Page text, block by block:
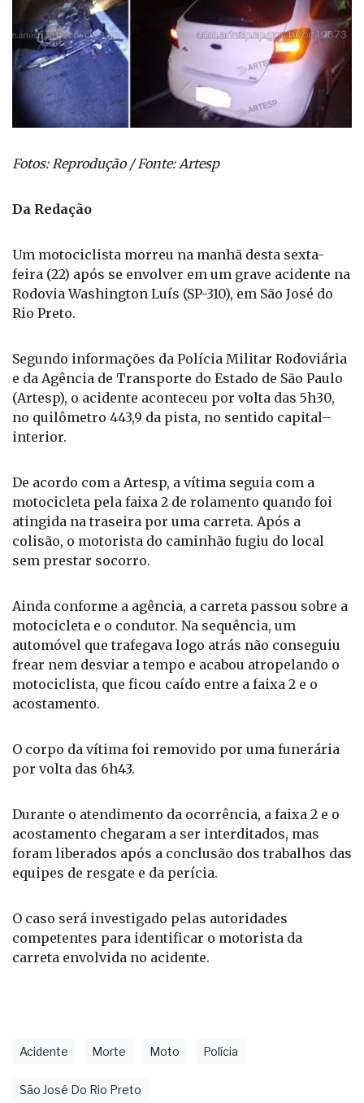
Fotos: Reprodução / Fonte: Artesp
Da Redação
Um motociclista morreu na manhã desta sexta-
feira (22) após se envolver em um grave acidente na
Rodovia Washington Luís (SP-310), em São José do
Rio Preto.
Segundo informações da Polícia Militar Rodoviária
e da Agência de Transporte do Estado de São Paulo
(Artesp), o acidente aconteceu por volta das 5h30,
no quilômetro 443,9 da pista, no sentido capital–
interior.
De acordo com a Artesp, a vítima seguia com a
motocicleta pela faixa 2 de rolamento quando foi
atingida na traseira por uma carreta. Após a
colisão, o motorista do caminhão fugiu do local
sem prestar socorro.
Ainda conforme a agência, a carreta passou sobre a
motocicleta e o condutor. Na sequência, um
automóvel que trafegava logo atrás não conseguiu
frear nem desviar a tempo e acabou atropelando o
motociclista, que ficou caído entre a faixa 2 e o
acostamento.
O corpo da vítima foi removido por uma funerária
por volta das 6h43.
Durante o atendimento da ocorrência, a faixa 2 e o
acostamento chegaram a ser interditados, mas
foram liberados após a conclusão dos trabalhos das
equipes de resgate e da perícia.
O caso será investigado pelas autoridades
competentes para identificar o motorista da
carreta envolvida no acidente.
Acidente Morte Moto Polícia
São José Do Rio Preto